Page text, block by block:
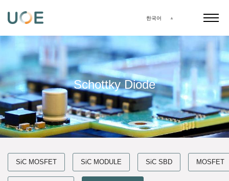
한국어
Schottky Diode
SiC MOSFET SiC MODULE SiC SBD MOSFET